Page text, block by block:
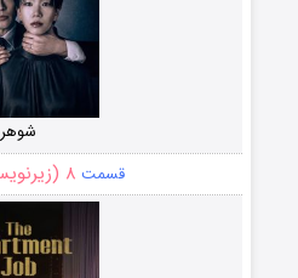
شوهر
قسمت ۸ (زیرنویس)